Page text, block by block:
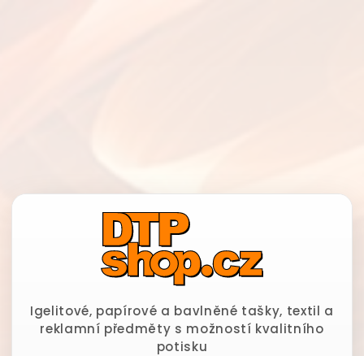
Igelitové, papírové a bavlněné tašky, textil a
reklamní předměty s možností kvalitního
potisku